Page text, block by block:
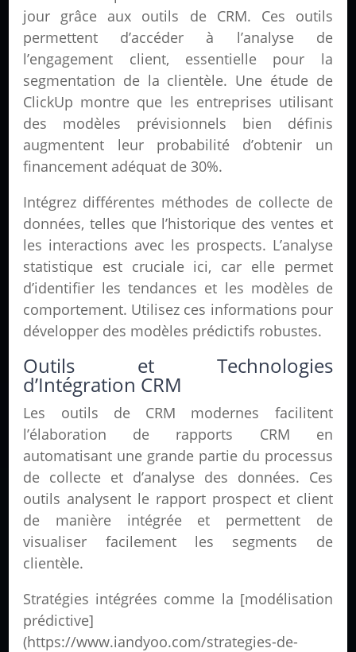
jour grâce aux outils de CRM. Ces outils
permettent d’accéder à l’analyse de
l’engagement client, essentielle pour la
segmentation de la clientèle. Une étude de
ClickUp montre que les entreprises utilisant
des modèles prévisionnels bien définis
augmentent leur probabilité d’obtenir un
financement adéquat de 30%.
Intégrez différentes méthodes de collecte de
données, telles que l’historique des ventes et
les interactions avec les prospects. L’analyse
statistique est cruciale ici, car elle permet
d’identifier les tendances et les modèles de
comportement. Utilisez ces informations pour
développer des modèles prédictifs robustes.
Outils et Technologies
d’Intégration CRM
Les outils de CRM modernes facilitent
l’élaboration de rapports CRM en
automatisant une grande partie du processus
de collecte et d’analyse des données. Ces
outils analysent le rapport prospect et client
de manière intégrée et permettent de
visualiser facilement les segments de
clientèle.
Stratégies intégrées comme la [modélisation
prédictive]
(https://www.iandyoo.com/strategies-de-